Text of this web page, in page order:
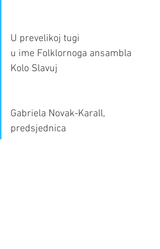
U prevelikoj tugi
u ime Folklornoga ansambla
Kolo Slavuj
Gabriela Novak-Karall,
predsjednica